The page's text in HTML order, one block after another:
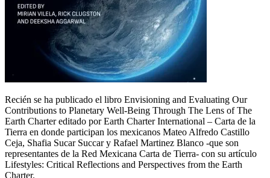
Recién se ha publicado el libro Envisioning and Evaluating Our
Contributions to Planetary Well-Being Through The Lens of The
Earth Charter editado por Earth Charter International – Carta de la
Tierra en donde participan los mexicanos Mateo Alfredo Castillo
Ceja, Shafia Sucar Succar y Rafael Martinez Blanco -que son
representantes de la Red Mexicana Carta de Tierra- con su artículo
Lifestyles: Critical Reflections and Perspectives from the Earth
Charter.